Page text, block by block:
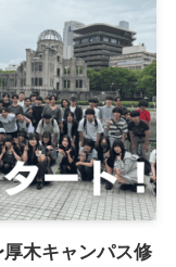
厚木キャンパス修